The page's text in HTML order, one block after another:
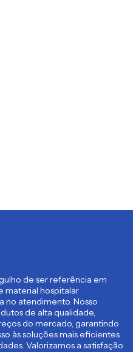
de ser referência em
material hospitalar
atendimento. Nosso
de alta qualidade,
do mercado, garantindo
às soluções mais eficientes
Valorizamos a satisfação